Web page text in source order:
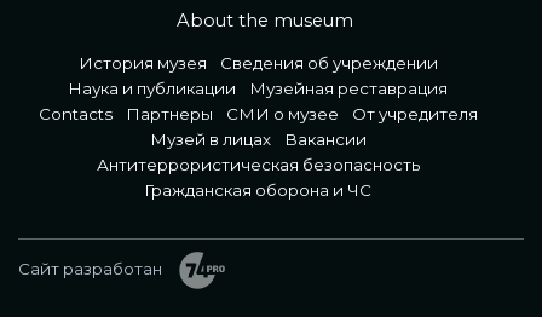
About the museum
История музея
Сведения об учреждении
Наука и публикации
Музейная реставрация
Contacts
Партнеры СМИ о музее
От учредителя
Музей в лицах
Вакансии
Антитеррористическая безопасность
Гражданская оборона и ЧС
Сайт разработан